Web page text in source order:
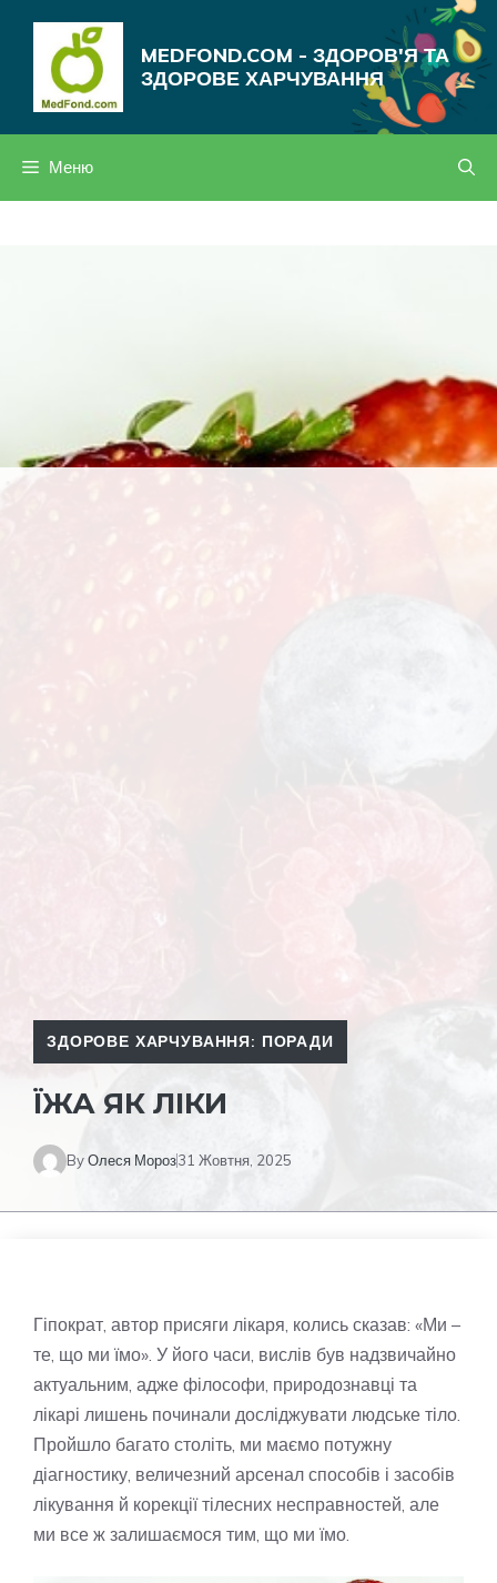
MEDFOND.COM - ЗДОРОВ'Я ТА
ЗДОРОВЕ ХАРЧУВАННЯ
Меню
ЗДОРОВЕ ХАРЧУВАННЯ: ПОРАДИ
ЇЖА ЯК ЛІКИ
ByОлеся Мороз31 Жовтня, 2025
Гіпократ, автор присяги лікаря, колись сказав: «Ми –
те, що ми їмо». У його часи, вислів був надзвичайно
актуальним, адже філософи, природознавці та
лікарі лишень починали досліджувати людське тіло.
Пройшло багато століть, ми маємо потужну
діагностику, величезний арсенал способів і засобів
лікування й корекції тілесних несправностей, але
ми все ж залишаємося тим, що ми їмо.